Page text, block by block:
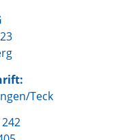
Teck